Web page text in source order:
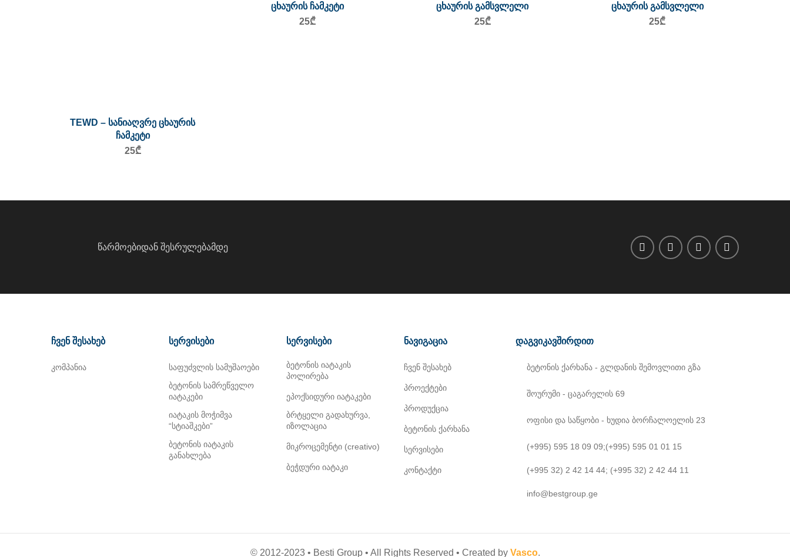
TEWD – სანიაღვრე ცხაურის
ჩამკეტი
25₾
ცხაურის ჩამკეტი
25₾
ცხაურის გამსვლელი
25₾
ცხაურის გამსვლელი
25₾
წარმოებიდან შესრულებამდე
ჩვენ შესახებ
კომპანია
სერვისები
საფუძვლის სამუშაოები
ბეტონის სამრეწველო
იატაკები
იატაკის მოჭიმვა
“სტიაშკები”
ბეტონის იატაკის
განახლება
სერვისები
ბეტონის იატაკის
პოლირება
ეპოქსიდური იატაკები
ბრტყელი გადახურვა,
იზოლაცია
მიკროცემენტი (creativo)
ბეჭდური იატაკი
ნავიგაცია
ჩვენ შესახებ
პროექტები
პროდუქცია
ბეტონის ქარხანა
სერვისები
კონტაქტი
დაგვიკავშირდით
ბეტონის ქარხანა - გლდანის შემოვლითი გზა
შოურუმი - ცაგარელის 69
ოფისი და საწყობი - ხუდია ბორჩალოელის 23
(+995) 595 18 09 09;(+995) 595 01 01 15
(+995 32) 2 42 14 44; (+995 32) 2 42 44 11
info@bestgroup.ge
© 2012-2023 • Besti Group • All Rights Reserved • Created by Vasco.